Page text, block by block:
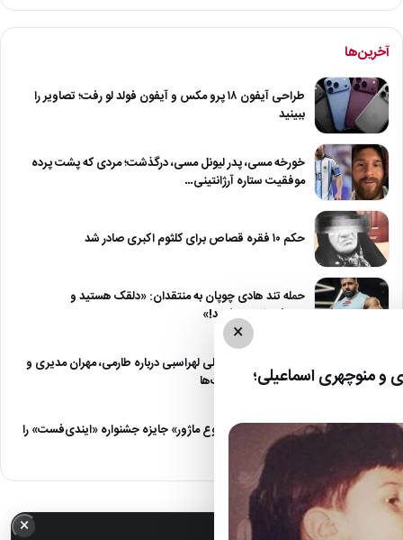
آخرین‌ها
طراحی آیفون ۱۸ پرو مکس و آیفون فولد لو رفت؛ تصاویر را
ببینید
خورخه مسی، پدر لیونل مسی، درگذشت؛ مردی که پشت پرده
موفقیت ستاره آرژانتینی…
حکم ۱۰ فقره قصاص برای کلثوم اکبری صادر شد
حمله تند هادی چوپان به منتقدان: «دلقک هستید و
خودفروشی می‌کنید!»
حرف‌های جنجالی علی لهراسبی درباره طارمی، مهران مدیری و
شروع دوباره کنسرت‌ها
بازیگر فیلم کوتاه «نوع ماژور» جایزه جشنواره «ایندی‌فست» را
دریافت کرد
×
منوچهری اسماعیلی؛
× خبر مهم